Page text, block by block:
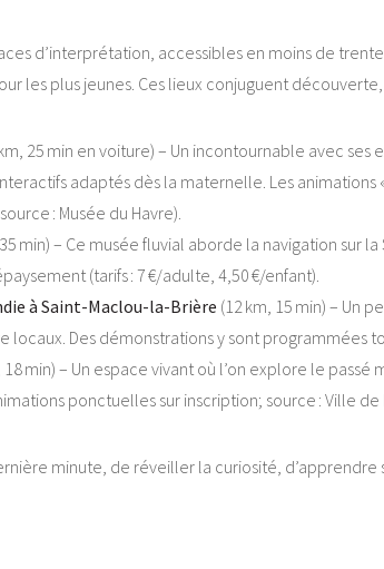
d’interprétation, accessibles en moins de
les plus jeunes. Ces lieux conjuguent
25 min en voiture) – Un incontournable avec
adaptés dès la maternelle. Les
: Musée du Havre).
min) – Ce musée fluvial aborde la navigation sur
(tarifs : 7 €/adulte, 4,50 €/enfant).
à Saint-Maclou-la-Brière (12 km, 15 min) – Un
locaux. Des démonstrations y sont programmées
18 min) – Un espace vivant où l’on explore le
ponctuelles sur inscription; source : Ville de
minute, de réveiller la curiosité,